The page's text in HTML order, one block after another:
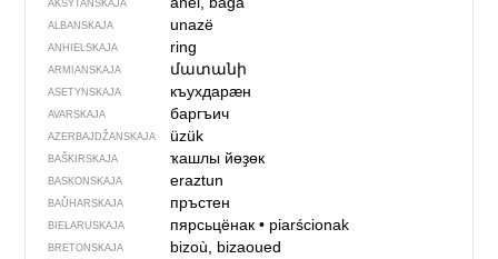
AKSYTANSKAJA
ALBANSKAJA unazë
ANHIELSKAJA ring
ARMIANSKAJA մատանի
ASETYNSKAJA къухдарӕн
AVARSKAJA баргъич
AZERBAJDŽAN­SKAJA üzük
BAŠKIRSKAJA ҡашлы йөҙөк
BASKONSKAJA eraztun
BAŬHARSKAJA пръстен
BIEŁARUSKAJA пярсьцёнак• piarścionak
BRETONSKAJA bizoù, bizaoued